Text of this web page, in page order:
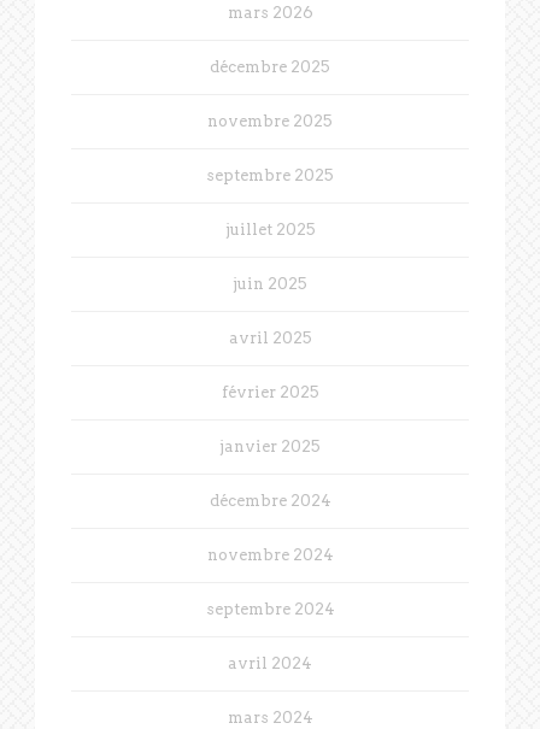
mars 2026
décembre 2025
novembre 2025
septembre 2025
juillet 2025
juin 2025
avril 2025
février 2025
janvier 2025
décembre 2024
novembre 2024
septembre 2024
avril 2024
mars 2024